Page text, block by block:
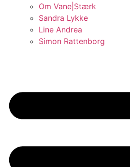
Om Vane|Stærk
Sandra Lykke
Line Andrea
Simon Rattenborg